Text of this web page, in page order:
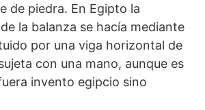
de piedra. En Egipto la
la balanza se hacía mediante
por una viga horizontal de
con una mano, aunque es
invento egipcio sino